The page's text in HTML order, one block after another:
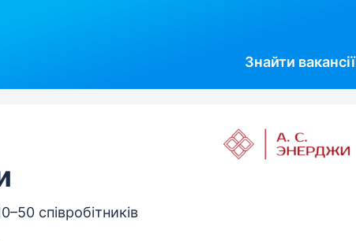
Знайти вакансії
співробітників